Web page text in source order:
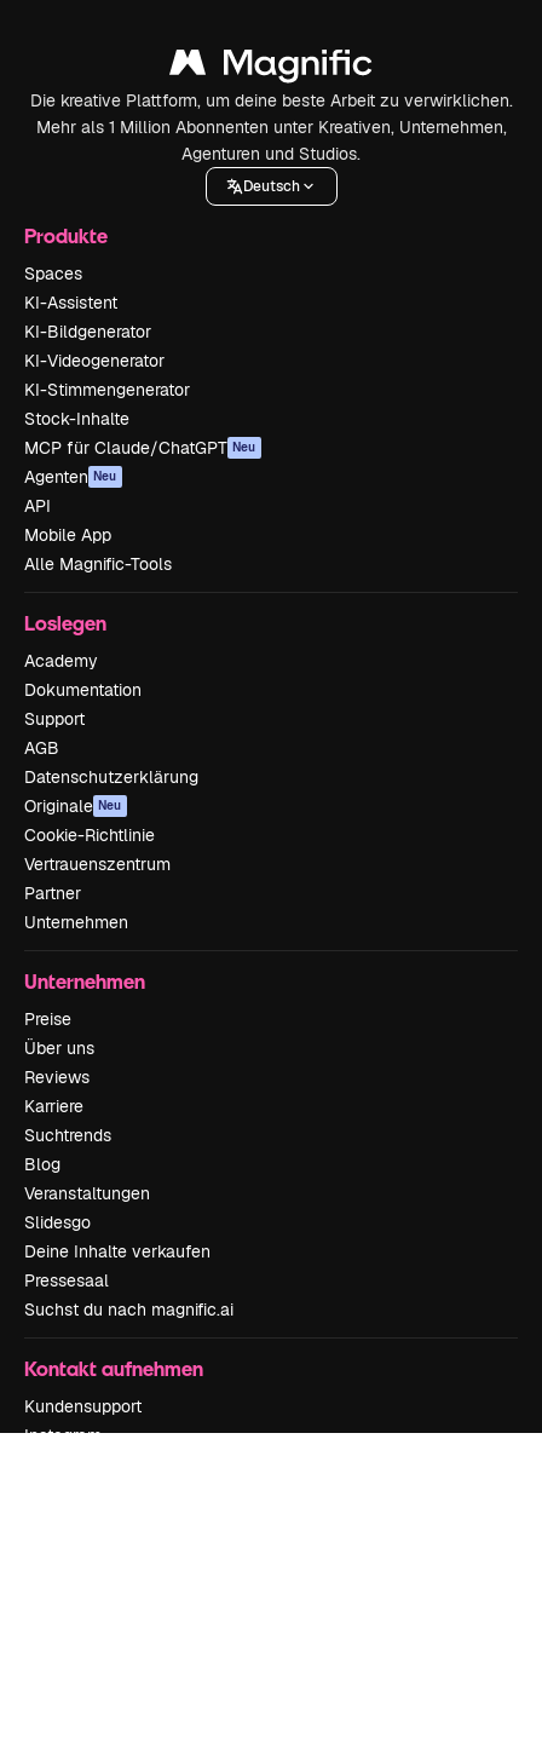
Die kreative Plattform, um deine beste Arbeit zu verwirklichen.
Mehr als 1 Million Abonnenten unter Kreativen, Unternehmen,
Agenturen und Studios.
Deutsch
Produkte
Spaces
KI-Assistent
KI-Bildgenerator
KI-Videogenerator
KI-Stimmengenerator
Stock-Inhalte
MCP für Claude/ChatGPT Neu
Agenten Neu
API
Mobile App
Alle Magnific-Tools
Loslegen
Academy
Dokumentation
Support
AGB
Datenschutzerklärung
Originale Neu
Cookie-Richtlinie
Vertrauenszentrum
Partner
Unternehmen
Unternehmen
Preise
Über uns
Reviews
Karriere
Suchtrends
Blog
Veranstaltungen
Slidesgo
Deine Inhalte verkaufen
Pressesaal
Suchst du nach magnific.ai
Kontakt aufnehmen
Kundensupport
Instagram